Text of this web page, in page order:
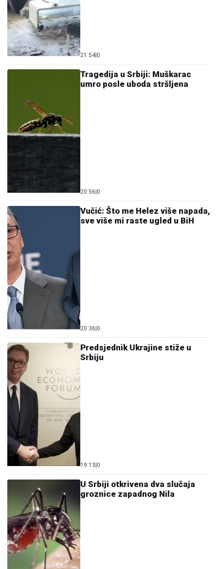
21:54 0
Tragedija u Srbiji: Muškarac
umro posle uboda stršljena
20:56 0
Vučić: Što me Helez više napada,
sve više mi raste ugled u BiH
20:36 0
Predsjednik Ukrajine stiže u
Srbiju
19:13 0
U Srbiji otkrivena dva slučaja
groznice zapadnog Nila